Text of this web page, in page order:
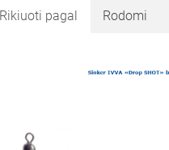
Rikiuoti pagal